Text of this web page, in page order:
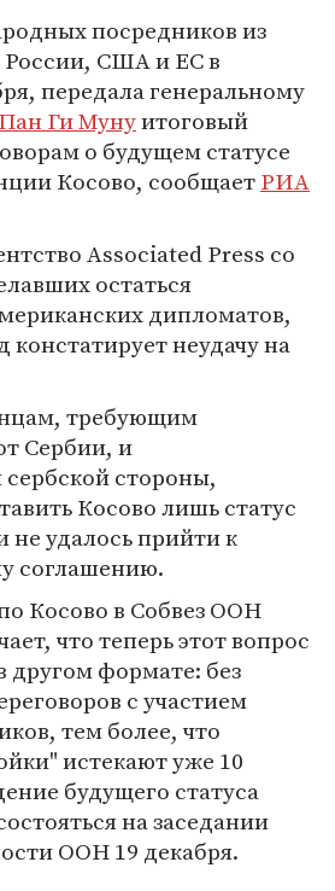
посредников из
России, США и ЕС в
передала генеральному
Пан Ги Мунуитоговый
о будущем статусе
Косово, сообщаетРИА
Associated Press со
остаться
дипломатов,
констатирует неудачу на
требующим
Сербии, и
стороны,
Косово лишь статус
не удалось прийти к
соглашению.
Косово в Собвез ООН
что теперь этот вопрос
другом формате: без
с участием
тем более, что
истекают уже 10
будущего статуса
на заседании
ООН 19 декабря.